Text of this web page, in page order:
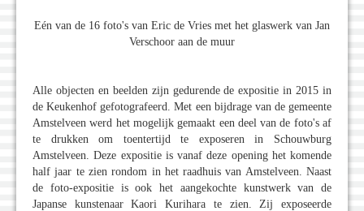
Eén van de 16 foto's van Eric de Vries met het glaswerk van Jan
Verschoor aan de muur
Alle objecten en beelden zijn gedurende de expositie in 2015 in
de Keukenhof gefotografeerd. Met een bijdrage van de gemeente
Amstelveen werd het mogelijk gemaakt een deel van de foto's af
te drukken om toentertijd te exposeren in Schouwburg
Amstelveen. Deze expositie is vanaf deze opening het komende
half jaar te zien rondom in het raadhuis van Amstelveen. Naast
de foto-expositie is ook het aangekochte kunstwerk van de
Japanse kunstenaar Kaori Kurihara te zien. Zij exposeerde